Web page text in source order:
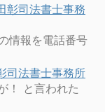
彰司法書士事務
情報を電話番号
司法書士事務所
！ と言われた